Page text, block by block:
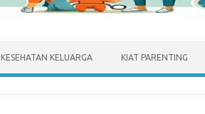
KESEHATAN KELUARGA KIAT PARENTING